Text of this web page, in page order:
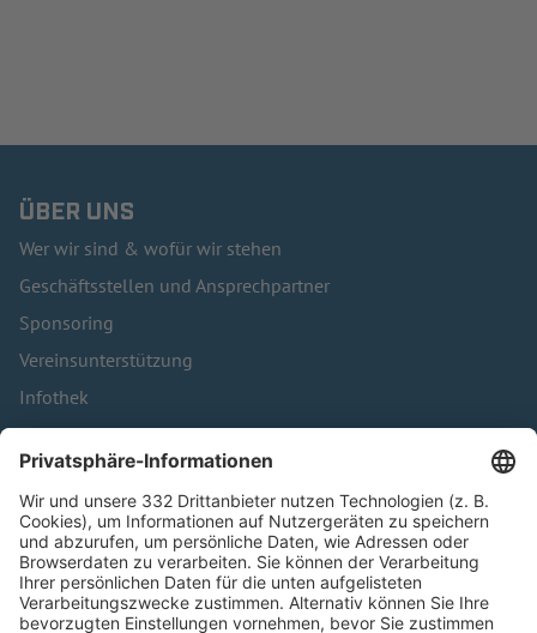
ÜBER UNS
Wer wir sind & wofür wir stehen
Geschäftsstellen und Ansprechpartner
Sponsoring
Vereinsunterstützung
Infothek
Kontakt
HÄUFIG BESUCHTE SEITEN
Pässe und Vereinswechsel
Trainerausbildung
Schulungsangebot Vereinsmitarbeiter